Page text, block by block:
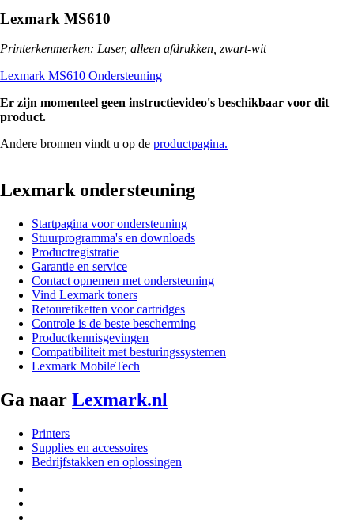
Lexmark MS610
Printerkenmerken: Laser, alleen afdrukken, zwart-wit
Lexmark MS610 Ondersteuning
Er zijn momenteel geen instructievideo's beschikbaar voor dit
product.
Andere bronnen vindt u op de productpagina.
Lexmark ondersteuning
Startpagina voor ondersteuning
Stuurprogramma's en downloads
Productregistratie
Garantie en service
Contact opnemen met ondersteuning
Vind Lexmark toners
Retouretiketten voor cartridges
Controle is de beste bescherming
Productkennisgevingen
Compatibiliteit met besturingssystemen
Lexmark MobileTech
Ga naar Lexmark.nl
Printers
Supplies en accessoires
Bedrijfstakken en oplossingen